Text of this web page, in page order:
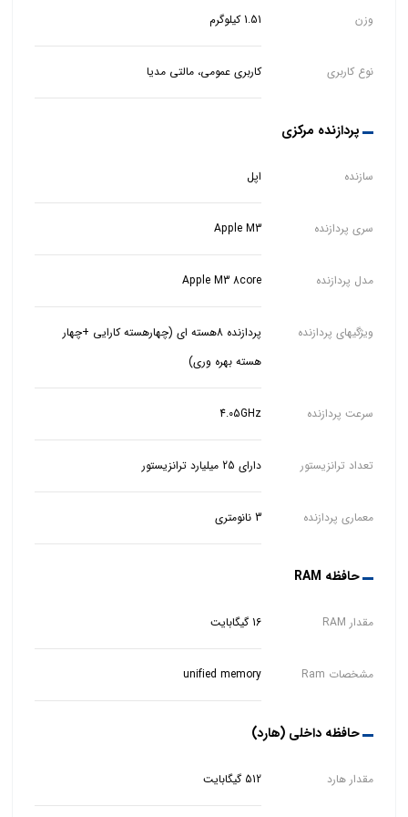
وزن 1.51 کیلوگرم
نوع کاربری کاربری عمومی، مالتی مدیا
پردازنده مرکزی
سازنده اپل
سری پردازنده Apple M3
مدل پردازنده Apple M3 8core
ویژگیهای پردازنده
پردازنده 8هسته ای (چهارهسته کارایی +چهار
هسته بهره وری)
سرعت پردازنده 4.05GHz
تعداد ترانزیستور دارای 25 میلیارد ترانزیستور
معماری پردازنده 3 نانومتری
حافظه RAM
مقدار RAM 16 گیگابایت
مشخصات Ram unified memory
حافظه داخلی (هارد)
مقدار هارد 512 گیگابایت